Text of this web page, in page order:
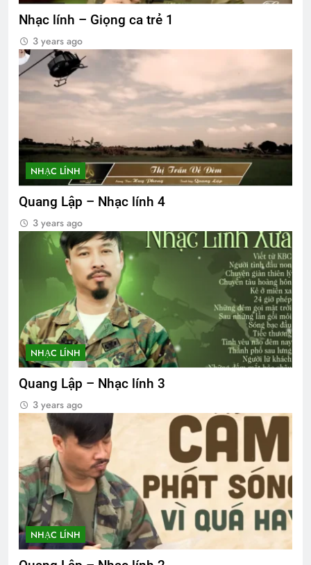
Nhạc lính – Giọng ca trẻ 1
3 years ago
NHẠC LÍNH
Quang Lập – Nhạc lính 4
3 years ago
NHẠC LÍNH
Quang Lập – Nhạc lính 3
3 years ago
NHẠC LÍNH